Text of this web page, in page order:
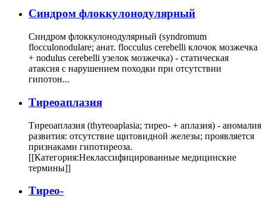
Cиндром флоккулонодулярный
Синдром флоккулонодулярный (syndromum
flocculonodulare; анат. flocculus cerebelli клочок мозжечка
+ nodulus cerebelli узелок мозжечка) - статическая
атаксия с нарушением походки при отсутствии
гипотон...
Тиреоаплазия
Тиреоаплазия (thyreoaplasia; тирео- + аплазия) - аномалия
развития: отсутствие щитовидной железы; проявляется
признаками гипотиреоза.
[[Категория:Неклассифицированные медицинские
термины]]
Тирео-